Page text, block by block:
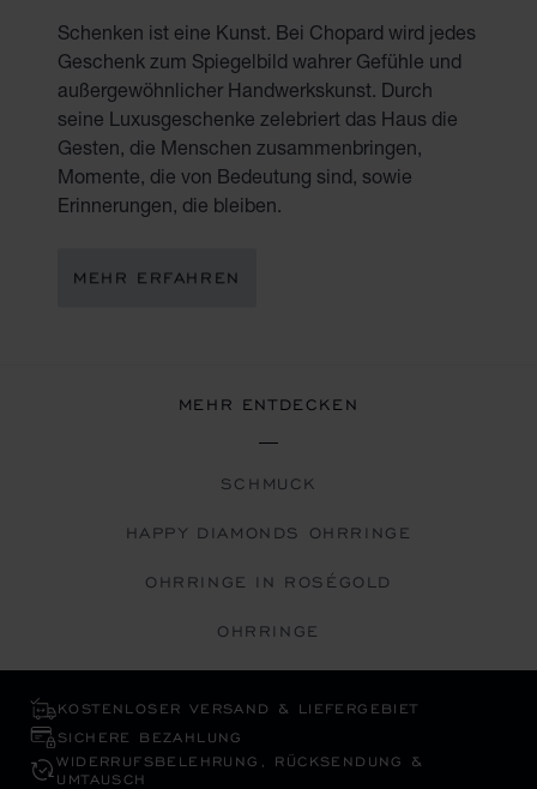
Schenken ist eine Kunst. Bei Chopard wird jedes
Geschenk zum Spiegelbild wahrer Gefühle und
außergewöhnlicher Handwerkskunst. Durch
seine Luxusgeschenke zelebriert das Haus die
Gesten, die Menschen zusammenbringen,
Momente, die von Bedeutung sind, sowie
Erinnerungen, die bleiben.
MEHR ERFAHREN
MEHR ENTDECKEN
SCHMUCK
HAPPY DIAMONDS OHRRINGE
OHRRINGE IN ROSÉGOLD
OHRRINGE
KOSTENLOSER VERSAND & LIEFERGEBIET
SICHERE BEZAHLUNG
WIDERRUFS­BELEHRUNG, RÜCKSENDUNG &
UMTAUSCH